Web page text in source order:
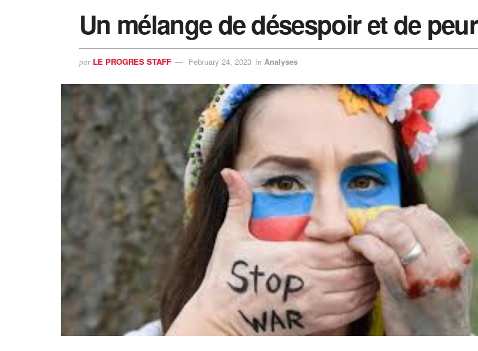
Un mélange de désespoir et de peur
par LE PROGRES STAFF February 24, 2023 in Analyses